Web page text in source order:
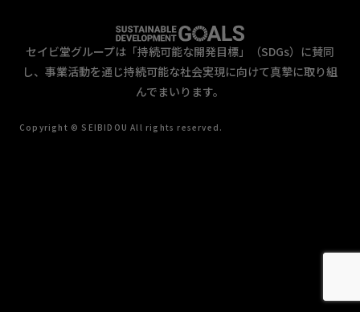
セイビ堂グループは「持続可能な開発目標」（SDGs）に賛同
し、事業活動を通じ持続可能な社会実現に向けて真摯に取り組
んでまいります。
Copyright © SEIBIDOU All rights reserved.